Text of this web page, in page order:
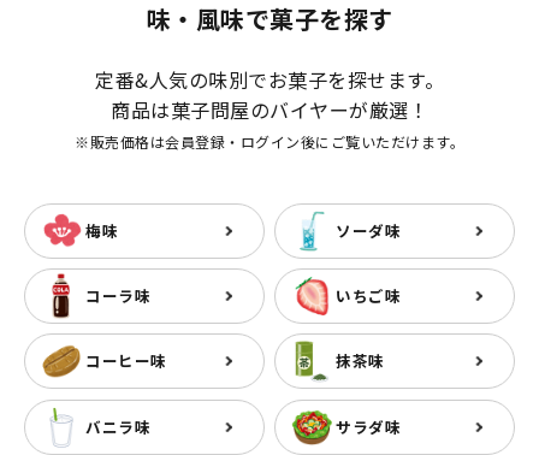
味・風味で菓子を探す
定番&人気の味別でお菓子を探せます。
商品は菓子問屋のバイヤーが厳選！
※販売価格は会員登録・ログイン後にご覧いただけます。
梅味 ソーダ味
コーラ味 いちご味
コーヒー味 抹茶味
バニラ味 サラダ味